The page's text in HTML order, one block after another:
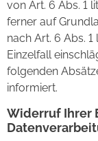
von Art. 6 Abs. 1
ferner auf
nach Art. 6 Abs.
Einzelfall
folgenden
informiert.
Widerruf Ihrer